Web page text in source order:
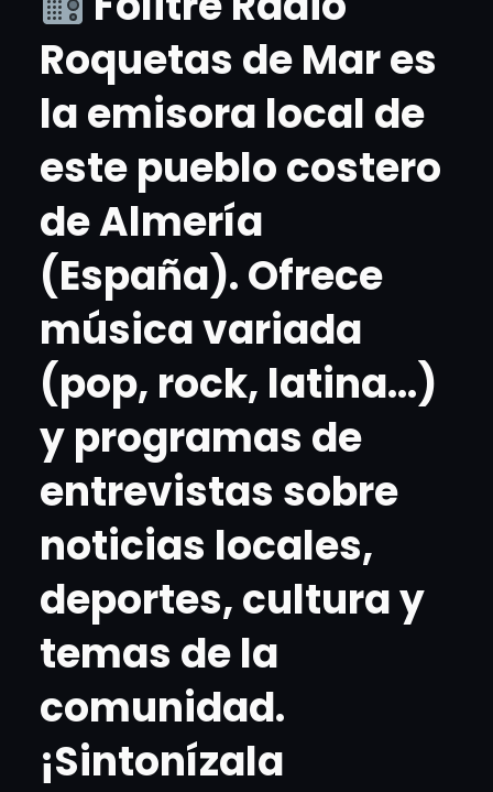
Roquetas de Mar es
la emisora local de
este pueblo costero
de Almería
(España). Ofrece
música variada
(pop, rock, latina…)
y programas de
entrevistas sobre
noticias locales,
deportes, cultura y
temas de la
comunidad.
¡Sintonízala